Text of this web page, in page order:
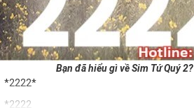
Bạn đã hiểu gì về Sim Tứ Quý 2?
*2222*
*2222